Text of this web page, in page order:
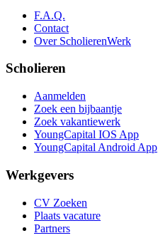
F.A.Q.
Contact
Over ScholierenWerk
Scholieren
Aanmelden
Zoek een bijbaantje
Zoek vakantiewerk
YoungCapital IOS App
YoungCapital Android App
Werkgevers
CV Zoeken
Plaats vacature
Partners